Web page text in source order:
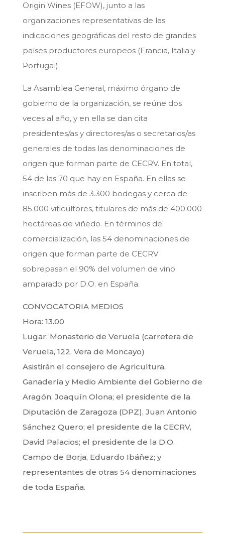
Origin Wines (EFOW), junto a las
organizaciones representativas de las
indicaciones geográficas del resto de grandes
países productores europeos (Francia, Italia y
Portugal).
La Asamblea General, máximo órgano de
gobierno de la organización, se reúne dos
veces al año, y en ella se dan cita
presidentes/as y directores/as o secretarios/as
generales de todas las denominaciones de
origen que forman parte de CECRV. En total,
54 de las 70 que hay en España. En ellas se
inscriben más de 3.300 bodegas y cerca de
85.000 viticultores, titulares de más de 400.000
hectáreas de viñedo. En términos de
comercialización, las 54 denominaciones de
origen que forman parte de CECRV
sobrepasan el 90% del volumen de vino
amparado por D.O. en España.
CONVOCATORIA MEDIOS
Hora: 13.00
Lugar: Monasterio de Veruela (carretera de
Veruela, 122. Vera de Moncayo)
Asistirán el consejero de Agricultura,
Ganadería y Medio Ambiente del Gobierno de
Aragón, Joaquín Olona; el presidente de la
Diputación de Zaragoza (DPZ), Juan Antonio
Sánchez Quero; el presidente de la CECRV,
David Palacios; el presidente de la D.O.
Campo de Borja, Eduardo Ibáñez; y
representantes de otras 54 denominaciones
de toda España.